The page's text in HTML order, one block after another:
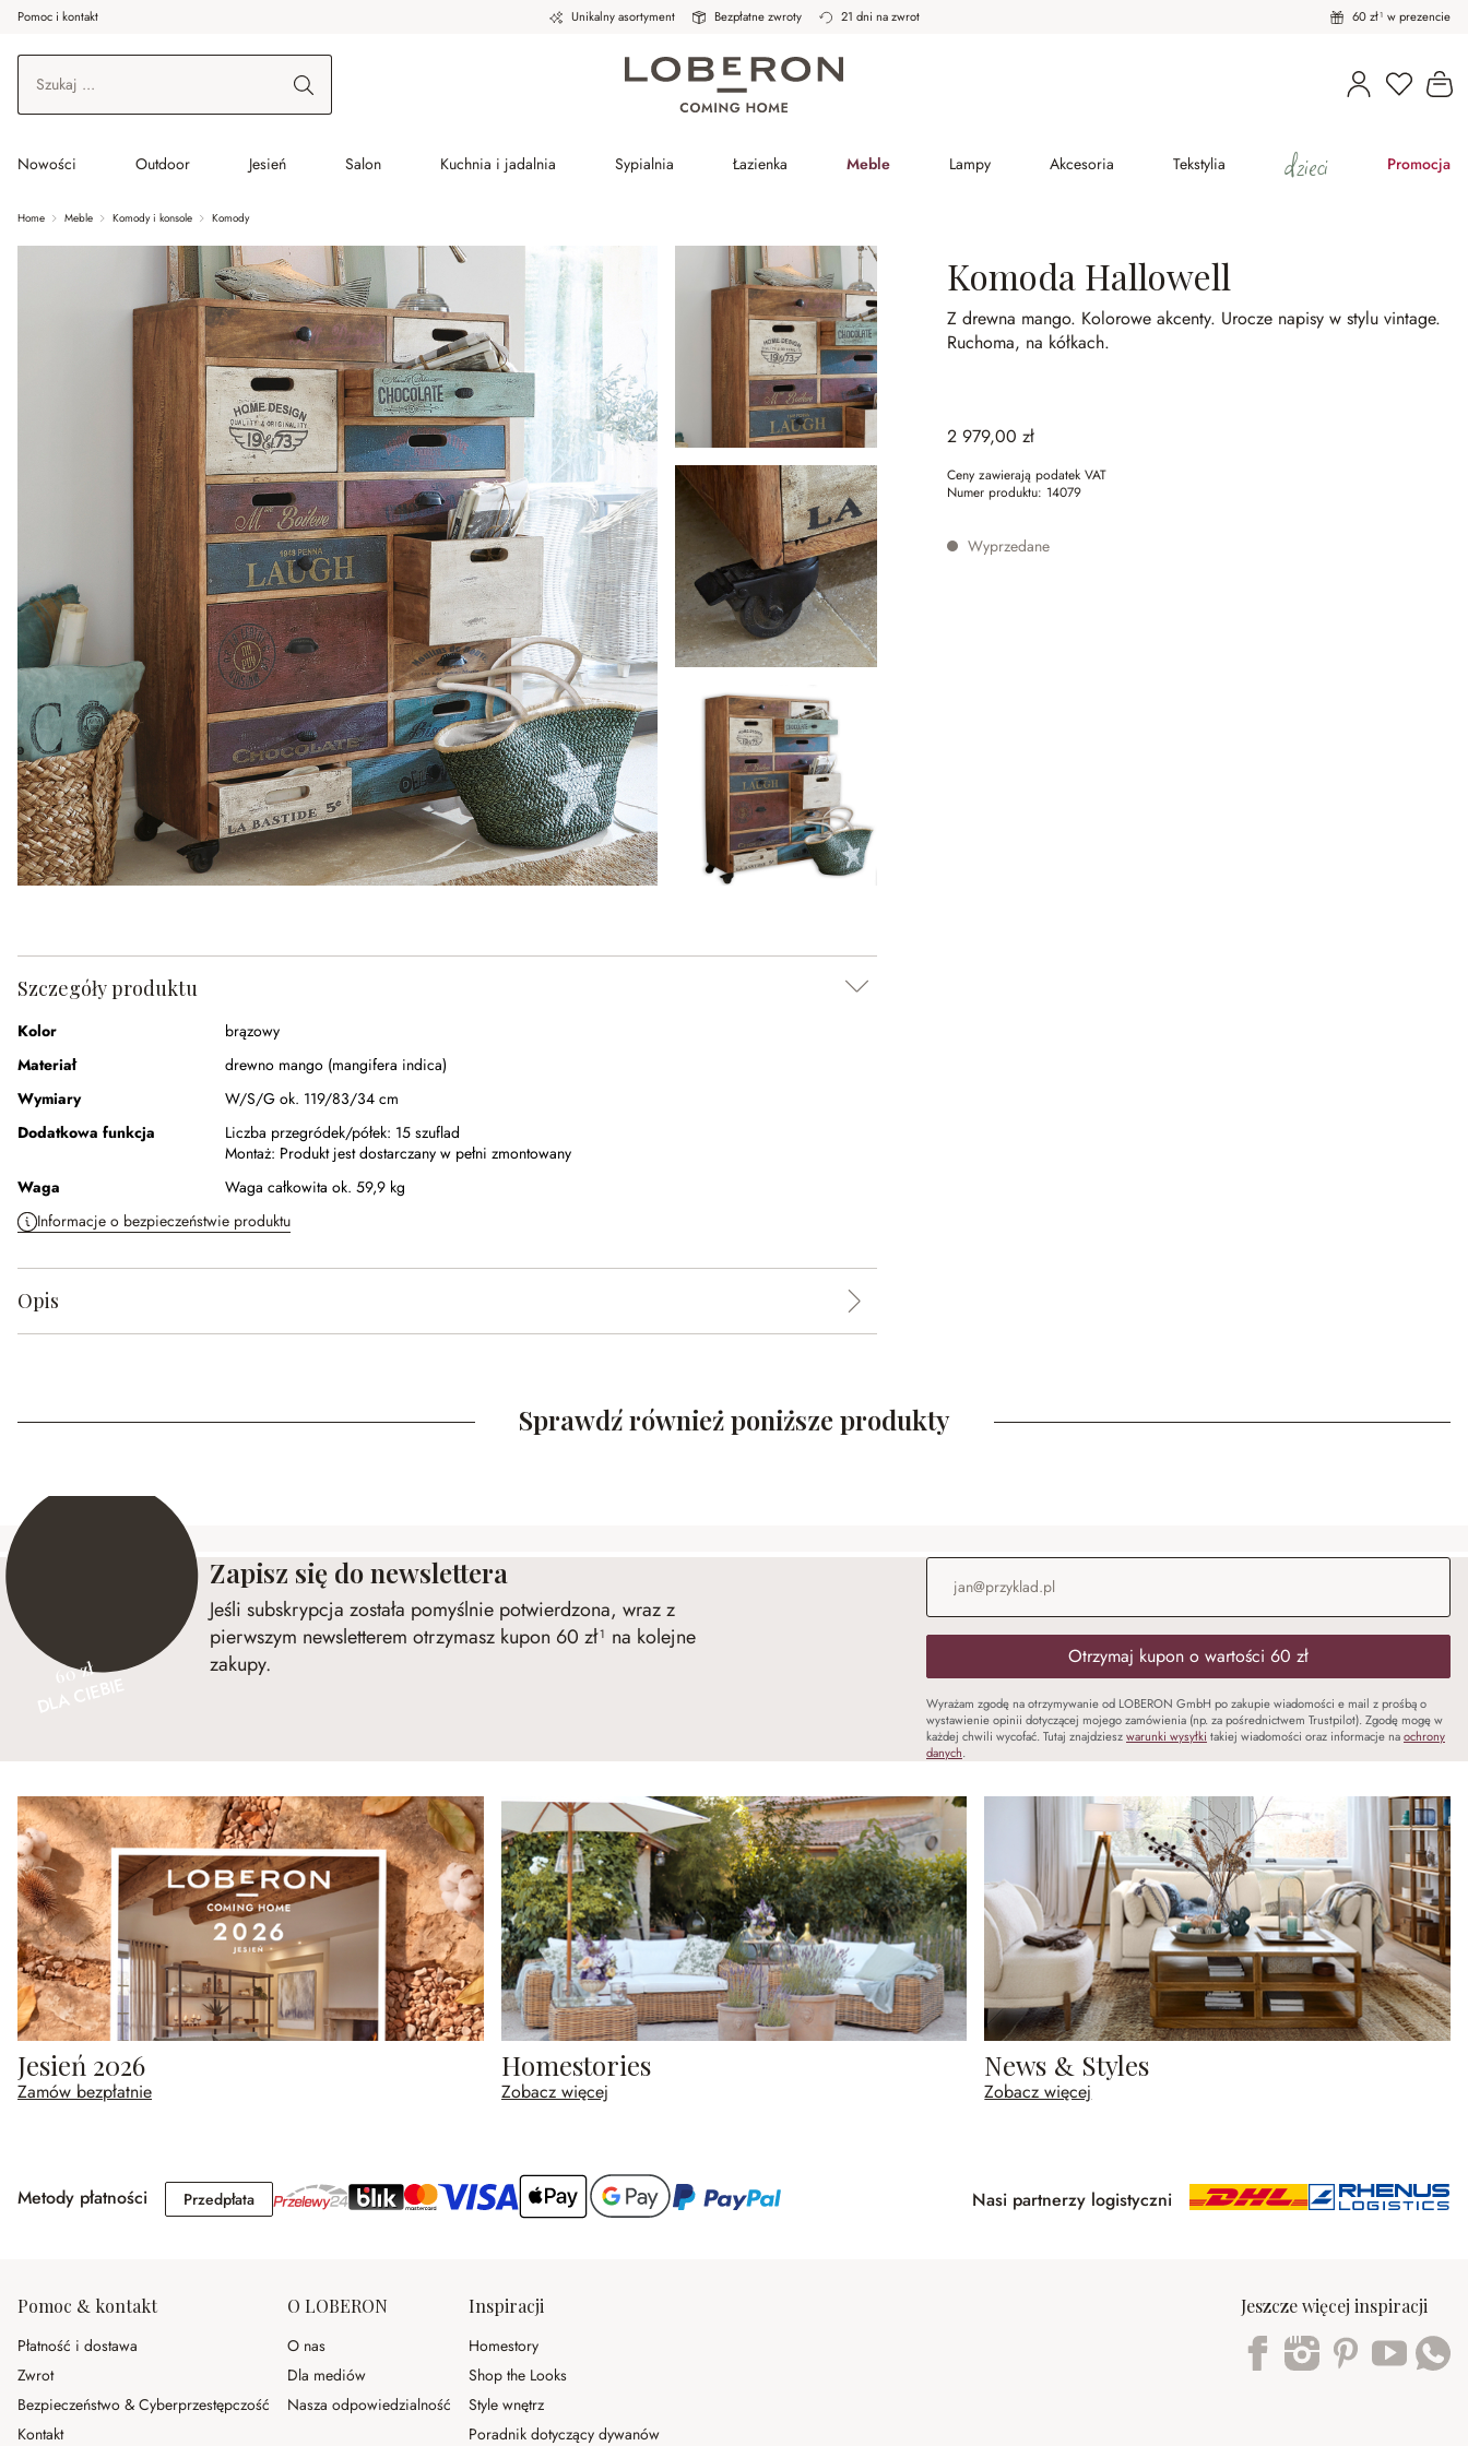
do wątku głównego
Przejdź do wyszukiwania
Przejdź do głównej nawigacji
Pomoc i kontakt Unikalny asortyment Bezpłatne zwroty 21 dni na zwrot 60 zł¹ w prezencie
Masz
Nowości Outdoor Jesień Salon Kuchnia i jadalnia Sypialnia Łazienka Meble Lampy Akcesoria Tekstylia dzieci Promocja
Home Meble Komody i konsole Komody
Komoda Hallowell
Z drewna mango. Kolorowe akcenty. Urocze napisy w stylu vintage.
Ruchoma, na kółkach.
2 979,00 zł
Ceny zawierają podatek VAT
Numer produktu: 14079
Wyprzedane
Szczegóły produktu
Kolor
brązowy
Materiał
drewno mango (mangifera indica)
Wymiary
W/S/G ok. 119/83/34 cm
Dodatkowa funkcja
Liczba przegródek/półek: 15 szuflad
Montaż: Produkt jest dostarczany w pełni zmontowany
Waga
Waga całkowita ok. 59,9 kg
Informacje o bezpieczeństwie produktu
Opis
Sprawdź również poniższe produkty
60 zł
Zapisz się do newslettera
Jeśli subskrypcja została pomyślnie potwierdzona, wraz z
pierwszym newsletterem otrzymasz kupon 60 zł¹ na kolejne
zakupy.
Adres e-mail
Otrzymaj kupon o wartości 60 zł
Wyrażam zgodę na otrzymywanie od LOBERON GmbH po zakupie wiadomości e mail z prośbą o
wystawienie opinii dotyczącej mojego zamówienia (np. za pośrednictwem Trustpilot). Zgodę mogę w
każdej chwili wycofać. Tutaj znajdzieszwarunki wysyłki takiej wiadomości oraz informacje naochrony
danych.
Jesień 2026
Zamów bezpłatnie
Homestories
Zobacz więcej
News & Styles
Zobacz więcej
Metody płatności PrzedpłataPrzedpłata Nasi partnerzy logistyczni
Pomoc & kontakt
Płatność i dostawa
Zwrot
Bezpieczeństwo & Cyberprzestępczość
Kontakt
O LOBERON
O nas
Dla mediów
Nasza odpowiedzialność
Inspiracji
Homestory
Shop the Looks
Style wnętrz
Poradnik dotyczący dywanów
Jeszcze więcej inspiracji